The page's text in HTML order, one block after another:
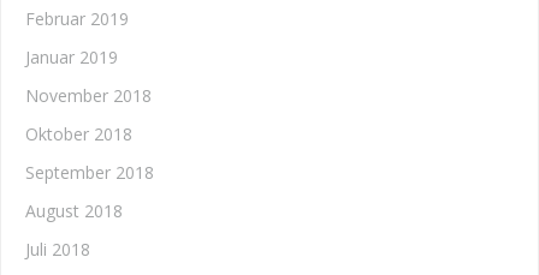
Februar 2019
Januar 2019
November 2018
Oktober 2018
September 2018
August 2018
Juli 2018